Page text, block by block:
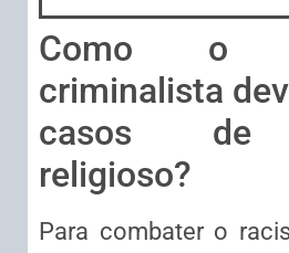
Como o
criminalista
casos de
religioso?
Para combater o